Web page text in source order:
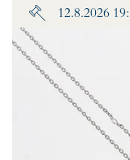
12.8.2026